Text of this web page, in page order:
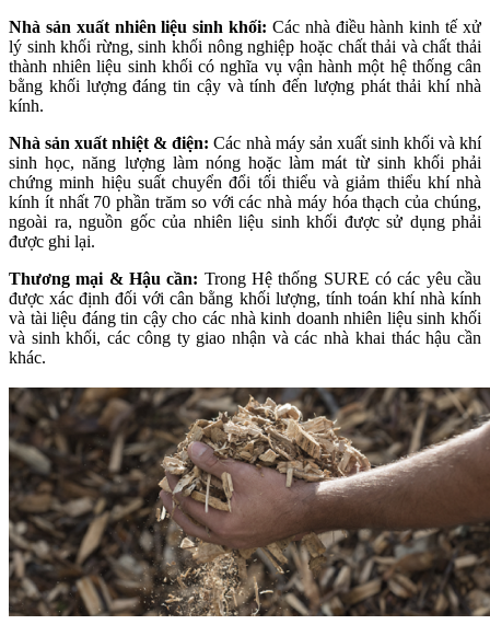
Nhà sản xuất nhiên liệu sinh khối: Các nhà điều hành kinh tế xử
lý sinh khối rừng, sinh khối nông nghiệp hoặc chất thải và chất thải
thành nhiên liệu sinh khối có nghĩa vụ vận hành một hệ thống cân
bằng khối lượng đáng tin cậy và tính đến lượng phát thải khí nhà
kính.
Nhà sản xuất nhiệt & điện:Các nhà máy sản xuất sinh khối và khí
sinh học, năng lượng làm nóng hoặc làm mát từ sinh khối phải
chứng minh hiệu suất chuyển đổi tối thiểu và giảm thiểu khí nhà
kính ít nhất 70 phần trăm so với các nhà máy hóa thạch của chúng,
ngoài ra, nguồn gốc của nhiên liệu sinh khối được sử dụng phải
được ghi lại.
Thương mại & Hậu cần: Trong Hệ thống SURE có các yêu cầu
được xác định đối với cân bằng khối lượng, tính toán khí nhà kính
và tài liệu đáng tin cậy cho các nhà kinh doanh nhiên liệu sinh khối
và sinh khối, các công ty giao nhận và các nhà khai thác hậu cần
khác.